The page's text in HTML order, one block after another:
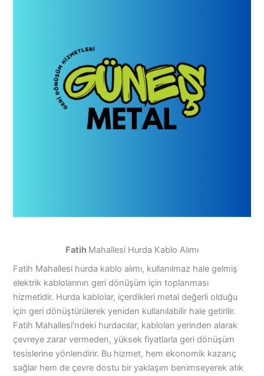
Fatih Mahallesi Hurda Kablo Alımı
Fatih Mahallesi hurda kablo alımı, kullanılmaz hale gelmiş
elektrik kablolarının geri dönüşüm için toplanması
hizmetidir. Hurda kablolar, içerdikleri metal değerli olduğu
için geri dönüştürülerek yeniden kullanılabilir hale getirilir.
Fatih Mahallesi’ndeki hurdacılar, kabloları yerinden alarak
çevreye zarar vermeden, yüksek fiyatlarla geri dönüşüm
tesislerine yönlendirir. Bu hizmet, hem ekonomik kazanç
sağlar hem de çevre dostu bir yaklaşım benimseyerek atık